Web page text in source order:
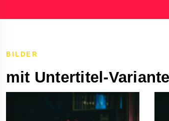
BILDER
mit Untertitel-